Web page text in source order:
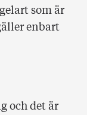
som är
enbart
och det är